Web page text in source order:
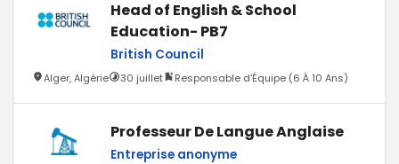
Head of English & School
Education- PB7
British Council
Alger, Algérie 30 juillet Responsable d'Équipe (6 À 10 Ans)
Professeur De Langue Anglaise
Entreprise anonyme